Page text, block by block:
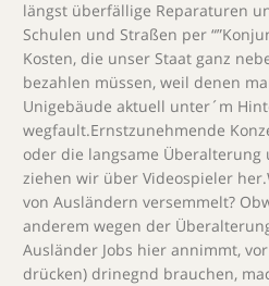
längst überfällige Reparaturen
Schulen und Straßen per
Kosten, die unser Staat ganz
bezahlen müssen, weil denen
Unigebäude aktuell unter´m
wegfault.Ernstzunehmende
oder die langsame Überalterung
ziehen wir über Videospieler
von Ausländern versemmelt?
anderem wegen der
Ausländer Jobs hier annimmt,
drücken) drinegnd brauchen,